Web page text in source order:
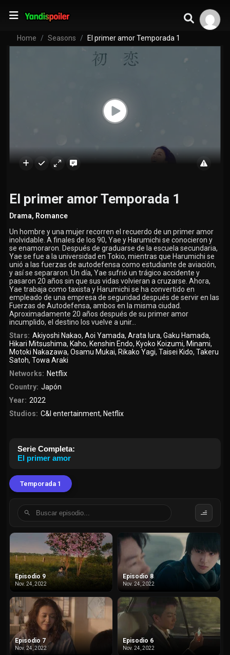
Home Seasons El primer amor Temporada 1
El primer amor Temporada 1
Drama, Romance
Un hombre y una mujer recorren el recuerdo de un primer amor
inolvidable. A finales de los 90, Yae y Harumichi se conocieron y
se enamoraron. Después de graduarse de la escuela secundaria,
Yae se fue a la universidad en Tokio, mientras que Harumichi se
unió a las fuerzas de autodefensa como estudiante de aviación,
y así se separaron. Un día, Yae sufrió un trágico accidente y
pasaron 20 años sin que sus vidas volvieran a cruzarse. Ahora,
Yae trabaja como taxista y Harumichi se ha convertido en
empleado de una empresa de seguridad después de servir en las
Fuerzas de Autodefensa, ambos en la misma ciudad.
Aproximadamente 20 años después de su primer amor
incumplido, el destino los vuelve a unir...
Stars: Akiyoshi Nakao, Aoi Yamada, Arata Iura, Gaku Hamada,
Hikari Mitsushima, Kaho, Kenshin Endo, Kyoko Koizumi, Minami,
Motoki Nakazawa,Osamu Mukai, Rikako Yagi,Taisei Kido,Takeru
Satoh,Towa Araki
Networks: Netflix
Country: Japón
Year: 2022
Studios: C&I entertainment, Netflix
Serie Completa:
El primer amor
Temporada 1
Episodio 9
Nov. 24, 2022
Episodio 8
Nov. 24, 2022
Episodio 7
Nov. 24, 2022
Episodio 6
Nov. 24, 2022